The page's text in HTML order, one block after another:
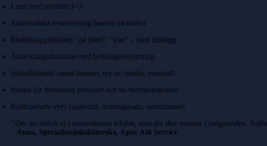
Larm med prioritet 1–3
Automatiska resursförslag baserat på närhet
Realtidsuppföljning: ”på plats”, ”klar” – med tidslogg
Anteckningsfunktion med behörighetsstyrning
Statistikmodul (antal insatser, typ av skador, svarstid)
Modul för försvunna personer och ut-/inrymningslarm
Rollbaserade vyer (sjukvård, ordningsvakt, samordnare)
”Det ser enkelt ut i användarens telefon, men det sker massor i bakgrunden.
–Anna, Specialistsjuksköterska, Apex Aid Service